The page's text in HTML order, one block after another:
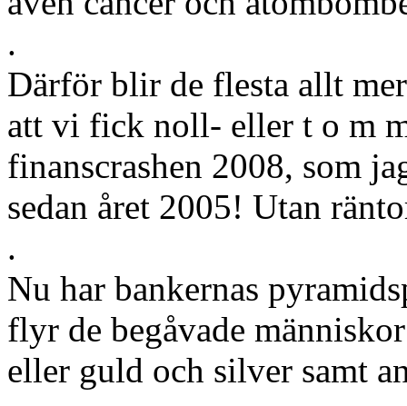
.
Därför blir de flesta allt
att vi fick noll- eller t o m
finanscrashen 2008, som
sedan året 2005! Utan
.
Nu har bankernas
flyr de begåvade
eller guld och silver samt